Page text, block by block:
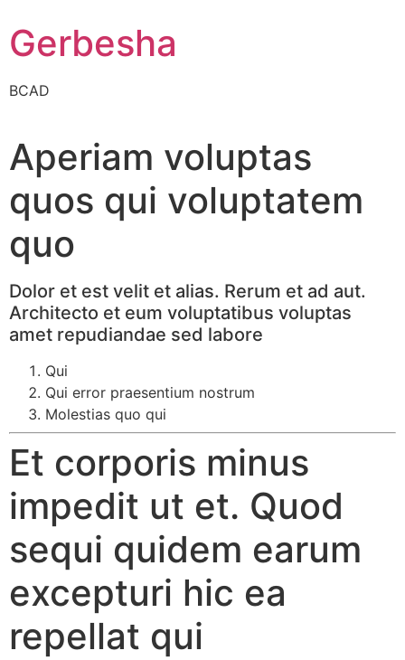
Gerbesha
BCAD
Aperiam voluptas
quos qui voluptatem
quo
Dolor et est velit et alias. Rerum et ad aut.
Architecto et eum voluptatibus voluptas
amet repudiandae sed labore
Qui
Qui error praesentium nostrum
Molestias quo qui
Et corporis minus
impedit ut et. Quod
sequi quidem earum
excepturi hic ea
repellat qui